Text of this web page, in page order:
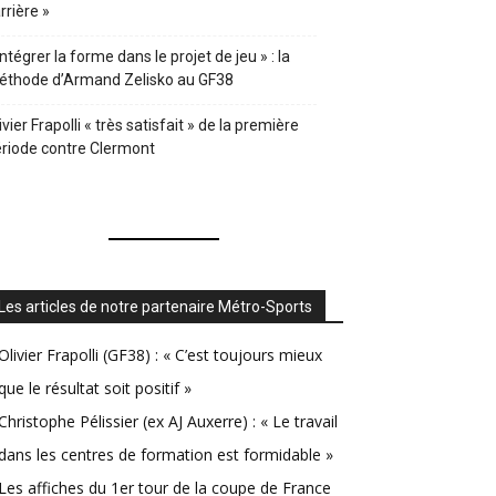
»
la forme dans le projet de jeu » : la
d’Armand Zelisko au GF38
Frapolli « très satisfait » de la première
contre Clermont
Les articles de notre partenaire Métro-Sports
Frapolli (GF38) : « C’est toujours mieux
le résultat soit positif »
Pélissier (ex AJ Auxerre) : « Le travail
les centres de formation est formidable »
Les affiches du 1er tour de la coupe de France